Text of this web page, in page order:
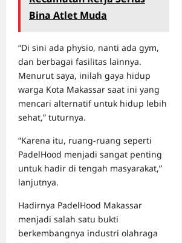
Bina Atlet Muda
“Di sini ada physio, nanti ada gym,
dan berbagai fasilitas lainnya.
Menurut saya, inilah gaya hidup
warga Kota Makassar saat ini yang
mencari alternatif untuk hidup lebih
sehat,” tuturnya.
“Karena itu, ruang-ruang seperti
PadelHood menjadi sangat penting
untuk hadir di tengah masyarakat,”
lanjutnya.
Hadirnya PadelHood Makassar
menjadi salah satu bukti
berkembangnya industri olahraga